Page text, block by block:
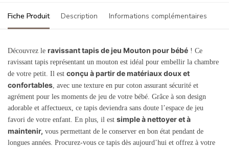
Fiche Produit Description Informations complémentaires
Découvrez le ravissant tapis de jeu Mouton pour bébé ! Ce
ravissant tapis représentant un mouton est idéal pour embellir la chambre
de votre petit. Il est conçu à partir de matériaux doux et
confortables, avec une texture en pur coton assurant sécurité et
agrément pour les moments de jeu de votre bébé. Grâce à son design
adorable et affectueux, ce tapis deviendra sans doute l’espace de jeu
favori de votre enfant. En plus, il est simple à nettoyer et à
maintenir, vous permettant de le conserver en bon état pendant de
longues années. Procurez-vous ce tapis dès aujourd’hui et offrez à votre